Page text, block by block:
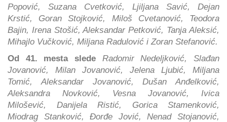
Popović, Suzana Cvetković, Ljiljana Savić, Dejan
Krstić, Goran Stojković, Miloš Cvetanović, Teodora
Bajin, Irena Stošić, Aleksandar Petković, Tanja Aleksić,
Mihajlo Vučković, Miljana Radulović i Zoran Stefanović.
Od 41. mesta slede
Radomir Nedeljković, Slađan
Jovanović, Milan Jovanović, Jelena Ljubić, Miljana
Tomić, Aleksandar Jovanović, Dušan Anđelković,
Aleksandra Novković, Vesna Jovanović, Ivica
Milošević, Danijela Ristić, Gorica Stamenković,
Miodrag Stanković, Đorđe Jović, Nenad Stojanović,